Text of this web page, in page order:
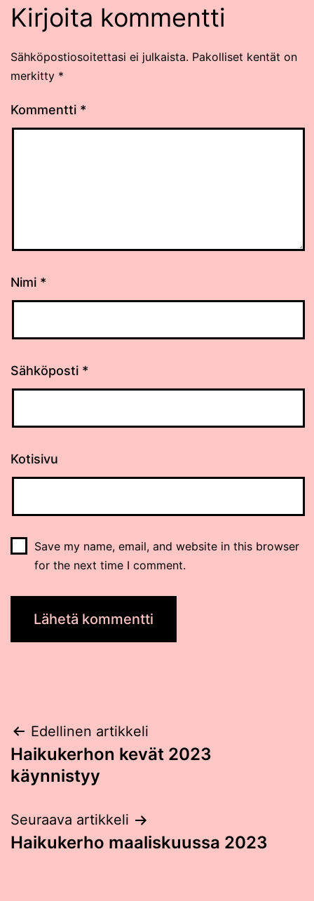
Kirjoita kommentti
Sähköpostiosoitettasi ei julkaista. Pakolliset kentät on
merkitty *
Kommentti *
Nimi *
Sähköposti *
Kotisivu
Save my name, email, and website in this browser
for the next time I comment.
Post
navigation
Edellinen artikkeli
Haikukerhon kevät 2023
käynnistyy
Seuraava artikkeli
Haikukerho maaliskuussa 2023